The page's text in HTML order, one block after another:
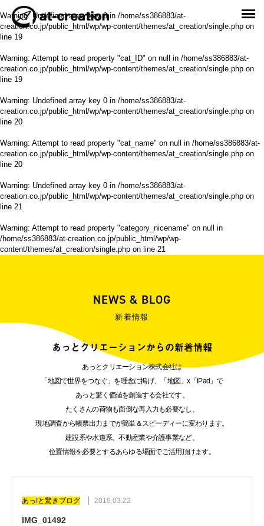
Warning: Undefined array key 0 in /home/ss386883/at-
creation.co.jp/public_html/wp/wp-content/themes/at_creation/single.php on
line 19
Warning: Attempt to read property "cat_ID" on null in /home/ss386883/at-
creation.co.jp/public_html/wp/wp-content/themes/at_creation/single.php on
line 19
Warning: Undefined array key 0 in /home/ss386883/at-
creation.co.jp/public_html/wp/wp-content/themes/at_creation/single.php on
line 20
Warning: Attempt to read property "cat_name" on null in /home/ss386883/at-
creation.co.jp/public_html/wp/wp-content/themes/at_creation/single.php on
line 20
Warning: Undefined array key 0 in /home/ss386883/at-
creation.co.jp/public_html/wp/wp-content/themes/at_creation/single.php on
line 21
Warning: Attempt to read property "category_nicename" on null in
/home/ss386883/at-creation.co.jp/public_html/wp/wp-
content/themes/at_creation/single.php on line 21
NEWS & BLOG
新着情報
あっとクリエーションからの新着情報
あっとクリエーション株式会社は
「地図で世界をつなぐ」を理念に掲げ、「地図」x「iPad」で
あっと驚く価値を創造する会社です。
たくさんの荷物も面倒な再入力も必要なし、
現地調査から帳票出力までが簡単＆スピーディーに変わります。
建設系や水道系、不動産業や介護事業など、
位置情報を必要とするあらゆる場面でご活用頂けます。
あっ!と驚きブログ 2019.03.22
IMG_01492